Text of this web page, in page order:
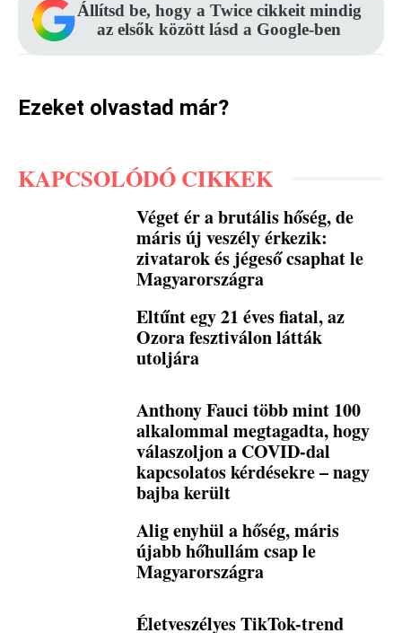
Állítsd be, hogy a Twice cikkeit mindig
az elsők között lásd a Google-ben
Ezeket olvastad már?
KAPCSOLÓDÓ CIKKEK
Véget ér a brutális hőség, de
máris új veszély érkezik:
zivatarok és jégeső csaphat le
Magyarországra
Eltűnt egy 21 éves fiatal, az
Ozora fesztiválon látták
utoljára
Anthony Fauci több mint 100
alkalommal megtagadta, hogy
válaszoljon a COVID-dal
kapcsolatos kérdésekre – nagy
bajba került
Alig enyhül a hőség, máris
újabb hőhullám csap le
Magyarországra
Életveszélyes TikTok-trend